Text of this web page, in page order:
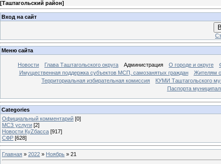
[Таштагольский район]
Вход на сайт
Меню сайта
Новости Глава Таштагольского округа Администрация О городе и округе
Имущественная поддержка субъектов МСП, самозанятых граждан
Жителям
Территориальная избирательная комиссия
КУМИ Таштагольского
Паспорта
Categories
Официальный комментарий [0]
МСЗ услуги [2]
Новости КуZбасса [917]
СФР [628]
Главная » 2022 » Ноябрь » 21